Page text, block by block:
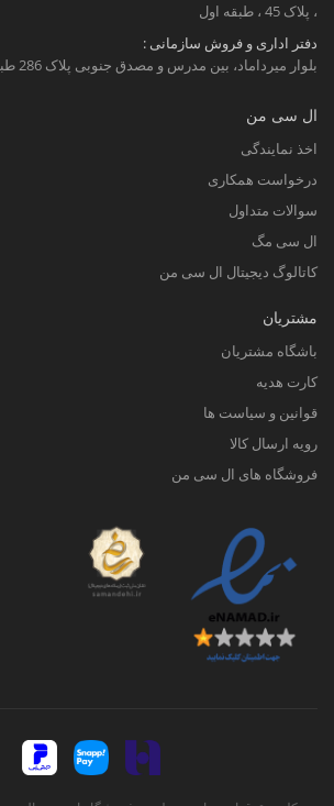
، پلاک 45 ، طبقه اول
دفتر اداری و فروش سازمانی :
بلوار میرداماد، بین مدرس و مصدق جنوبی پلاک 286 طبقه اول
ال سی من
اخذ نمایندگی
درخواست همکاری
سوالات متداول
ال سی مگ
کاتالوگ دیجیتال ال سی من
مشتریان
باشگاه مشتریان
کارت هدیه
قوانین و سیاست ها
رویه ارسال کالا
فروشگاه های ال سی من